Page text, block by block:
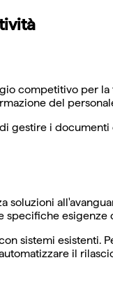
competitivo per la
del
gestire i
specifiche esigenze
sistemi esistenti.
il